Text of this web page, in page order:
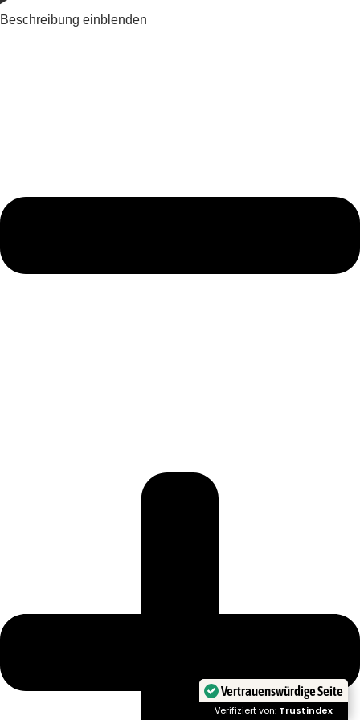
Beschreibung einblenden
Vertrauenswürdige Seite
Verifiziert von: Trustindex